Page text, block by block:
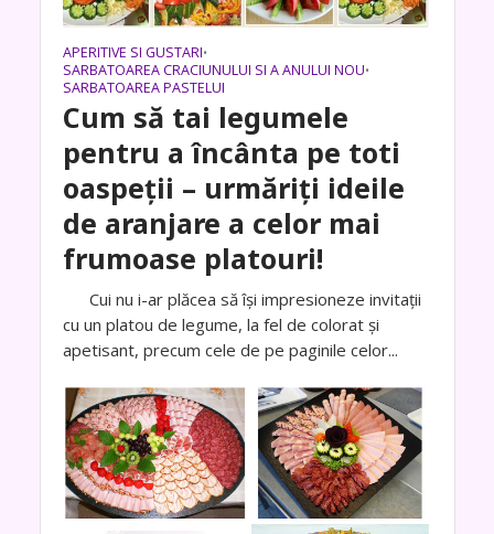
APERITIVE SI GUSTARI•
SARBATOAREA CRACIUNULUI SI A ANULUI NOU•
SARBATOAREA PASTELUI
Cum să tai legumele
pentru a încânta pe toti
oaspeții – urmăriți ideile
de aranjare a celor mai
frumoase platouri!
Cui nu i-ar plăcea să își impresioneze invitații
cu un platou de legume, la fel de colorat și
apetisant, precum cele de pe paginile celor...